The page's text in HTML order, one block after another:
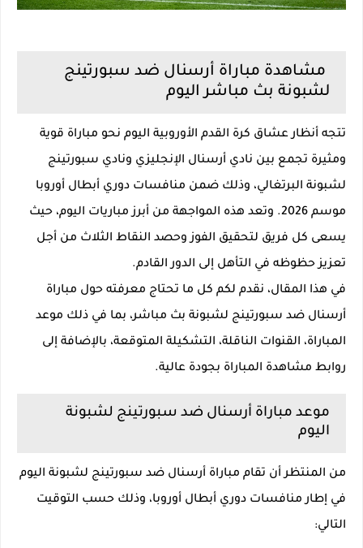
مشاهدة مباراة أرسنال ضد سبورتينج
لشبونة بث مباشر اليوم
تتجه أنظار عشاق كرة القدم الأوروبية اليوم نحو مباراة قوية
ومثيرة تجمع بين نادي أرسنال الإنجليزي ونادي سبورتينج
لشبونة البرتغالي، وذلك ضمن منافسات دوري أبطال أوروبا
موسم 2026. وتعد هذه المواجهة من أبرز مباريات اليوم، حيث
يسعى كل فريق لتحقيق الفوز وحصد النقاط الثلاث من أجل
تعزيز حظوظه في التأهل إلى الدور القادم.
في هذا المقال، نقدم لكم كل ما تحتاج معرفته حول مباراة
أرسنال ضد سبورتينج لشبونة بث مباشر، بما في ذلك موعد
المباراة، القنوات الناقلة، التشكيلة المتوقعة، بالإضافة إلى
روابط مشاهدة المباراة بجودة عالية.
موعد مباراة أرسنال ضد سبورتينج لشبونة
اليوم
من المنتظر أن تقام مباراة أرسنال ضد سبورتينج لشبونة اليوم
في إطار منافسات دوري أبطال أوروبا، وذلك حسب التوقيت
التالي: